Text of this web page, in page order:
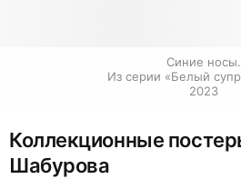
Синие носы.
Из серии «Белый
2023
Коллекционные
Шабурова